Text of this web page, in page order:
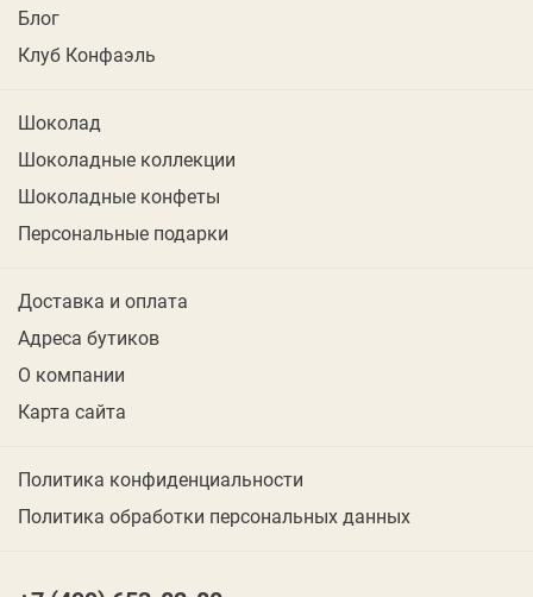
Блог
Клуб Конфаэль
Шоколад
Шоколадные коллекции
Шоколадные конфеты
Персональные подарки
Доставка и оплата
Адреса бутиков
О компании
Карта сайта
Политика конфиденциальности
Политика обработки персональных данных